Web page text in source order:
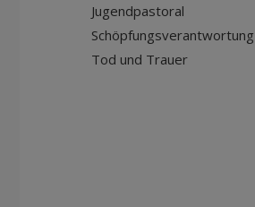
Jugendpastoral
Schöpfungsverantwortung
Tod und Trauer